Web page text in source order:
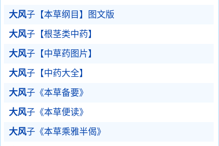
大风子【本草纲目】图文版
大风子【根茎类中药】
大风子【中草药图片】
大风子【中药大全】
大风子《本草备要》
大风子《本草便读》
大风子《本草乘雅半偈》